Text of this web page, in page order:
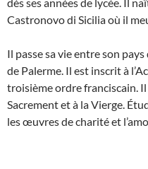
Castronovo di Sicilia où il
Il passe sa vie entre son
de Palerme. Il est inscrit à
troisième ordre franciscain.
Sacrement et à la Vierge.
les œuvres de charité et